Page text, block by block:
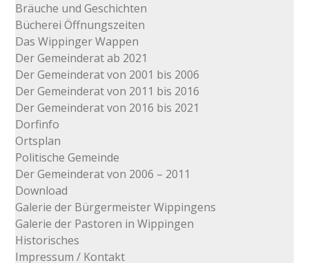
Bräuche und Geschichten
Bücherei Öffnungszeiten
Das Wippinger Wappen
Der Gemeinderat ab 2021
Der Gemeinderat von 2001 bis 2006
Der Gemeinderat von 2011 bis 2016
Der Gemeinderat von 2016 bis 2021
Dorfinfo
Ortsplan
Politische Gemeinde
Der Gemeinderat von 2006 – 2011
Download
Galerie der Bürgermeister Wippingens
Galerie der Pastoren in Wippingen
Historisches
Impressum / Kontakt